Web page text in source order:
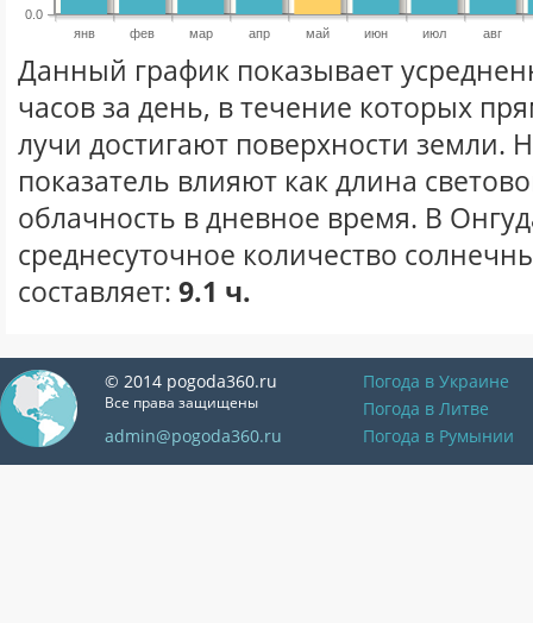
янв фев мар апр май июн июл авг
0.0
Данный график показывает
часов за день, в течение которых
лучи достигают поверхности земли.
показатель влияют как длина
облачность в дневное время. В
среднесуточное количество
составляет: 9.1 ч.
© 2014 pogoda360.ru
Все права защищены
admin@pogoda360.ru
Погода в Украине
Погода в Литве
Погода в Румынии